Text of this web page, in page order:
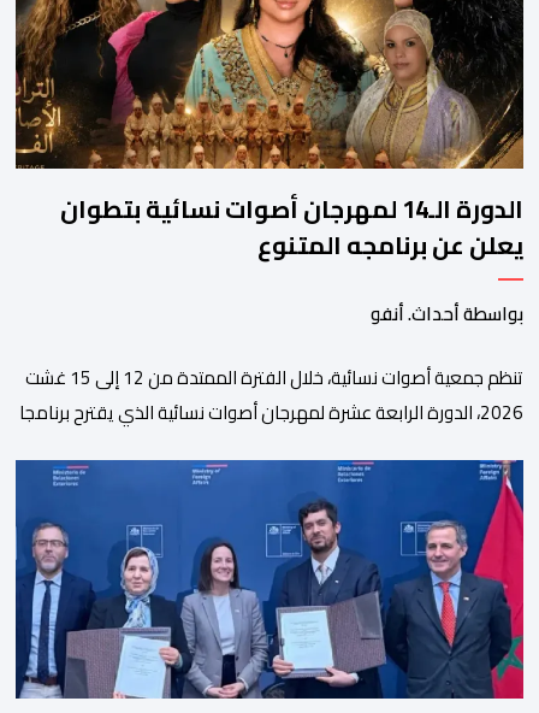
الشباب والقاصرين عبر مواقع التواصل الاجتماعي، وذلك […]
الدورة الـ14 لمهرجان أصوات نسائية بتطوان
يعلن عن برنامجه المتنوع
بواسطة أحداث. أنفو
تنظم جمعية أصوات نسائية، خلال الفترة الممتدة من 12 إلى 15 غشت
2026، الدورة الرابعة عشرة لمهرجان أصوات نسائية الذي يقترح برنامجا
الاجتماعية والتضامنية والإنسانية. ووفق بلاغ للمنظمين، تقترح هذه
الدورة، التي تنظم تحت الرعاية السامية لصاحب الجلالة الملك محمد
السادس، تحت شعار “سيدات البحر الأبيض المتوسط، […]